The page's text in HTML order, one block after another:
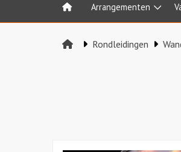
Home Arrangementen
Rondleidingen